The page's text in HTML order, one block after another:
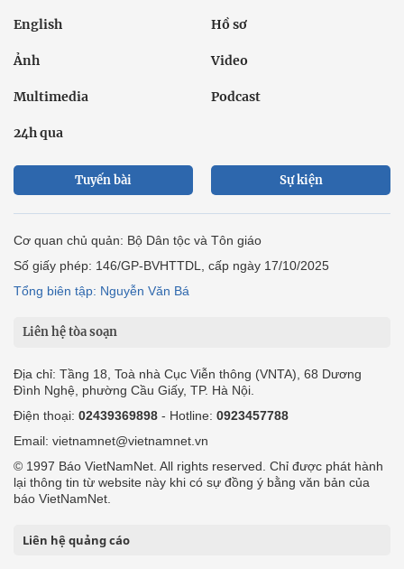
English Hồ sơ
Ảnh Video
Multimedia Podcast
24h qua
Tuyến bài Sự kiện
Cơ quan chủ quản: Bộ Dân tộc và Tôn giáo
Số giấy phép: 146/GP-BVHTTDL, cấp ngày 17/10/2025
Tổng biên tập: Nguyễn Văn Bá
Liên hệ tòa soạn
Địa chỉ: Tầng 18, Toà nhà Cục Viễn thông (VNTA), 68 Dương
Đình Nghệ, phường Cầu Giấy, TP. Hà Nội.
Điện thoại: 02439369898 - Hotline: 0923457788
Email: vietnamnet@vietnamnet.vn
© 1997 Báo VietNamNet. All rights reserved. Chỉ được phát hành
lại thông tin từ website này khi có sự đồng ý bằng văn bản của
báo VietNamNet.
Liên hệ quảng cáo